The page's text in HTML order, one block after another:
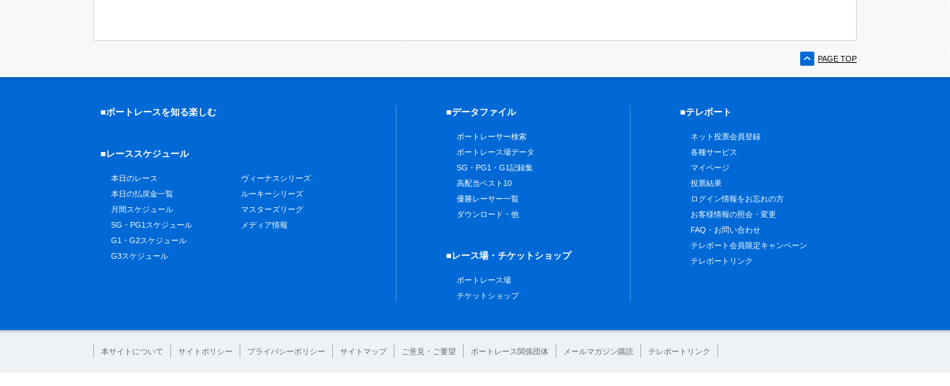
PAGE TOP
■ボートレースを知る楽しむ
■レーススケジュール
本日のレース
本日の払戻金一覧
月間スケジュール
SG・PG1スケジュール
G1・G2スケジュール
G3スケジュール
ヴィーナスシリーズ
ルーキーシリーズ
マスターズリーグ
メディア情報
■データファイル
ボートレーサー検索
ボートレース場データ
SG・PG1・G1記録集
高配当ベスト10
優勝レーサー一覧
ダウンロード・他
■レース場・チケットショップ
ボートレース場
チケットショップ
■テレボート
ネット投票会員登録
各種サービス
マイページ
投票結果
ログイン情報をお忘れの方
お客様情報の照会・変更
FAQ・お問い合わせ
テレボート会員限定キャンペーン
テレボートリンク
本サイトについて サイトポリシー プライバシーポリシー サイトマップ ご意見・ご要望 ボートレース関係団体 メールマガジン購読 テレボートリンク